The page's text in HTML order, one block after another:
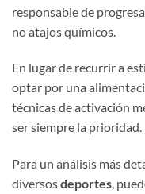
responsable de
no atajos químicos.
En lugar de recurrir a
optar por una
técnicas de activación
ser siempre la prioridad.
Para un análisis más
diversosdeportes,